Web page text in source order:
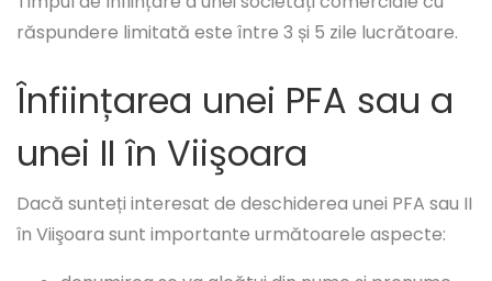
răspundere limitată este între 3 și 5 zile lucrătoare.
Înființarea unei PFA sau a
unei II în Viişoara
Dacă sunteți interesat de deschiderea unei PFA sau II
în Viişoara sunt importante următoarele aspecte: